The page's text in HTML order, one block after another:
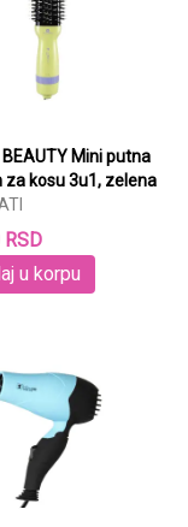
BEAUTY Mini putna
kosu 3u1, zelena
u korpu